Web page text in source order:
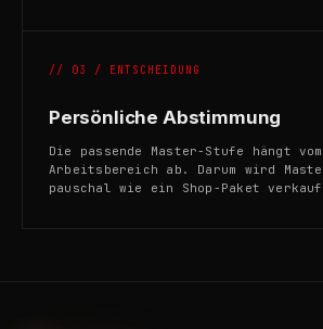
// 03 / ENTSCHEIDUNG
Persönliche Abstimmung
Die passende Master-Stufe hängt vom
Arbeitsbereich ab. Darum wird
pauschal wie ein Shop-Paket